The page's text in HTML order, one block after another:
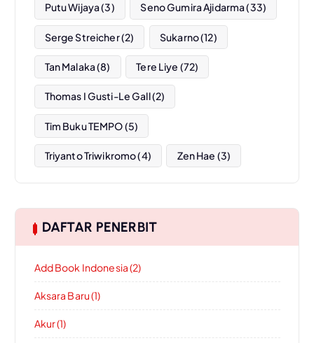
Putu Wijaya(3) Seno Gumira Ajidarma(33)
Serge Streicher(2) Sukarno(12)
Tan Malaka(8) Tere Liye (72)
Thomas I Gusti-Le Gall(2)
Tim Buku TEMPO(5)
Triyanto Triwikromo(4) Zen Hae (3)
DAFTAR PENERBIT
Add Book Indonesia (2)
Aksara Baru (1)
Akur (1)